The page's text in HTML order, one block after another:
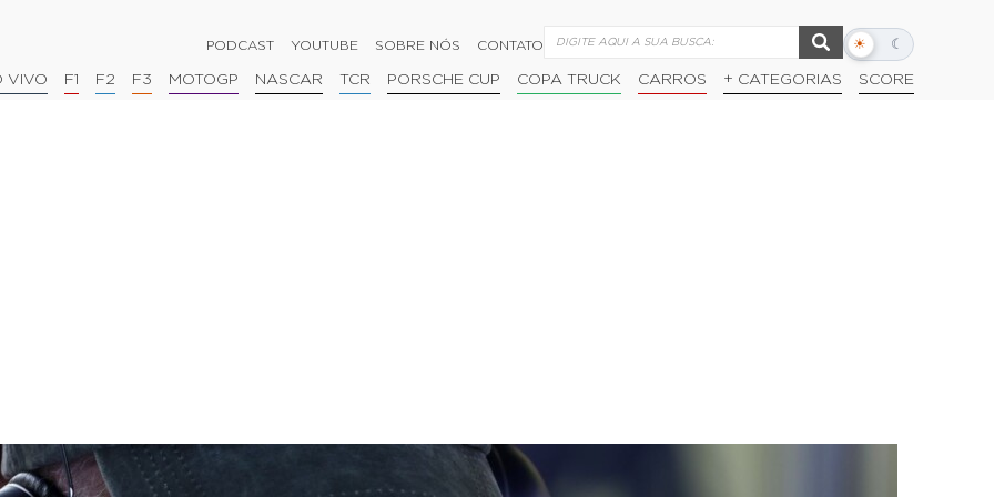
PODCAST YOUTUBE SOBRE NÓS CONTATO ☀ ☾
Alternar
escuro
VIVO F1 F2 F3 MOTOGP NASCAR TCR PORSCHE CUP COPA TRUCK CARROS + CATEGORIAS SCORE